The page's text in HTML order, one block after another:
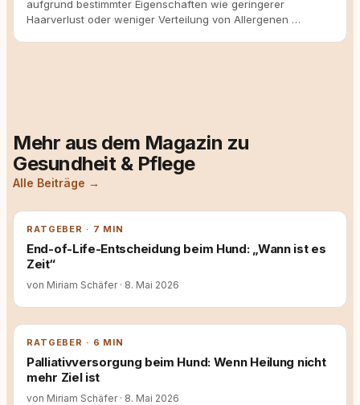
aufgrund bestimmter Eigenschaften wie geringerer
Haarverlust oder weniger Verteilung von Allergenen …
Mehr aus dem Magazin zu
Gesundheit & Pflege
Alle Beiträge →
RATGEBER · 7 MIN
End-of-Life-Entscheidung beim Hund: „Wann ist es
Zeit“
von Miriam Schäfer · 8. Mai 2026
RATGEBER · 6 MIN
Palliativversorgung beim Hund: Wenn Heilung nicht
mehr Ziel ist
von Miriam Schäfer · 8. Mai 2026